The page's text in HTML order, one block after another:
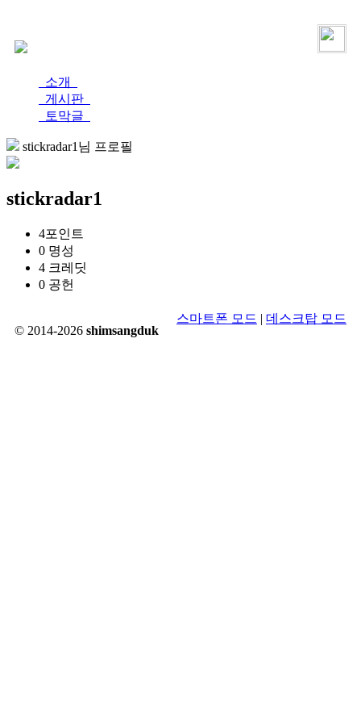
소개
게시판
토막글
stickradar1님 프로필
stickradar1
4포인트
0 명성
4 크레딧
0 공헌
© 2014-2026 shimsangduk
스마트폰 모드 | 데스크탑 모드